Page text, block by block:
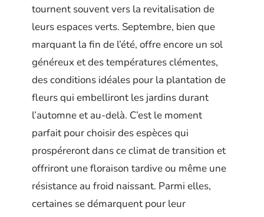
tournent souvent vers la revitalisation de
leurs espaces verts. Septembre, bien que
marquant la fin de l’été, offre encore un sol
généreux et des températures clémentes,
des conditions idéales pour la plantation de
fleurs qui embelliront les jardins durant
l’automne et au-delà. C’est le moment
parfait pour choisir des espèces qui
prospéreront dans ce climat de transition et
offriront une floraison tardive ou même une
résistance au froid naissant. Parmi elles,
certaines se démarquent pour leur